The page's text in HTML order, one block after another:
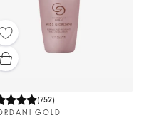
(752)
GOLD